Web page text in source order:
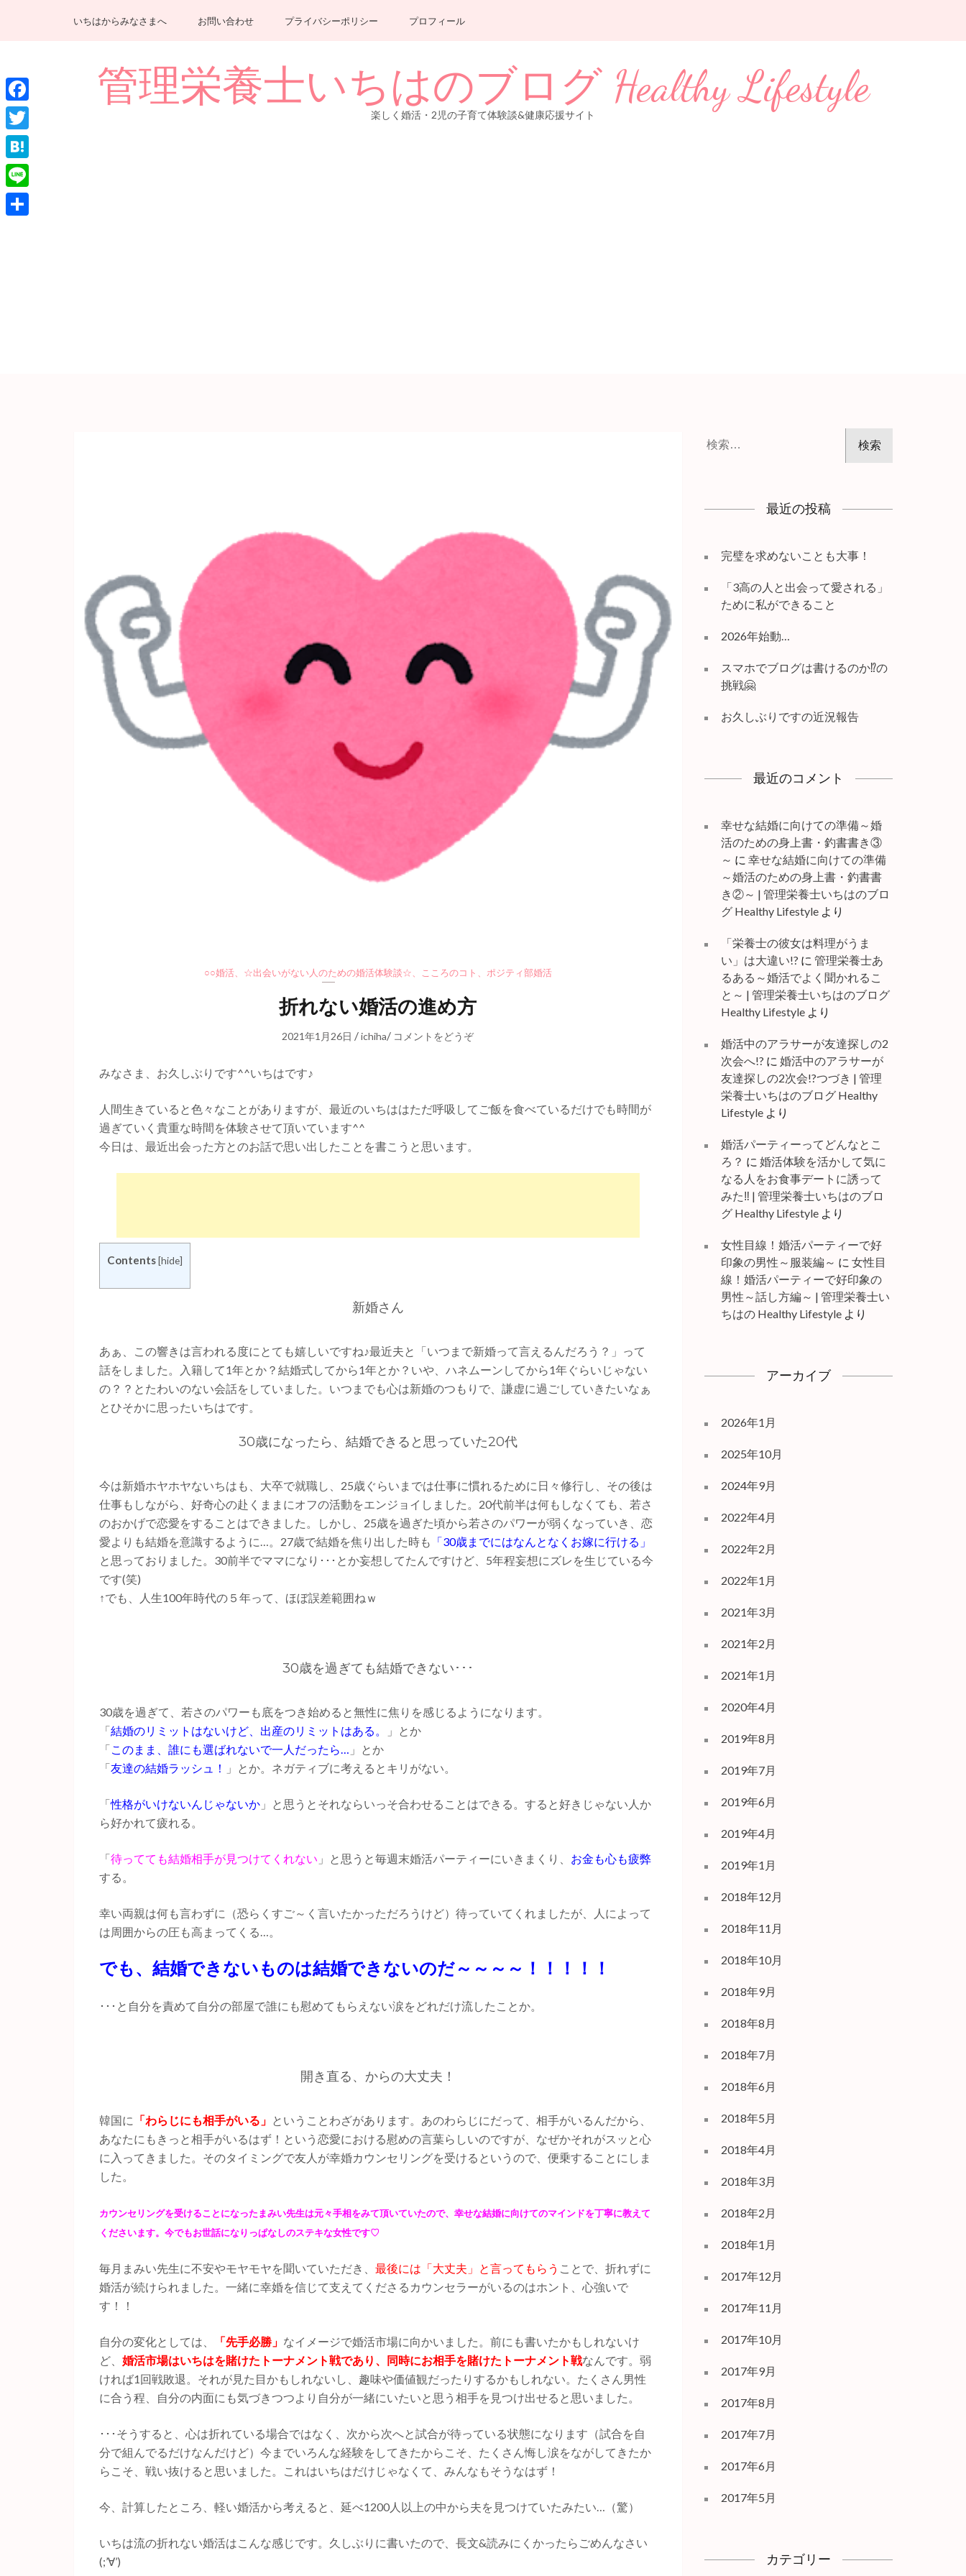
ツ
へ
ス
キ
ッ
プ
(Enter
を
いちはからみなさまへ お問い合わせ プライバシーポリシー プロフィール
管理栄養士いちはのブログ Healthy Lifestyle
楽しく婚活・2児の子育て体験談&健康応援サイト
○○婚活、 ☆出会いがない人のための婚活体験談☆ こころのコト ポジティ部婚活
折れない婚活の進め方
2021年1月26日 /ichiha/ コメントをどうぞ
みなさま、お久しぶりです^^いちはです♪
人間生きていると色々なことがありますが、最近のいちははただ呼吸してご飯を食べているだけでも時間が
過ぎていく貴重な時間を体験させて頂いています^^
今日は、最近出会った方とのお話で思い出したことを書こうと思います。
Contents[hide]
新婚さん
あぁ、この響きは言われる度にとても嬉しいですね♪最近夫と「いつまで新婚って言えるんだろう？」って
話をしました。入籍して1年とか？結婚式してから1年とか？いや、ハネムーンしてから1年ぐらいじゃない
の？？とたわいのない会話をしていました。いつまでも心は新婚のつもりで、謙虚に過ごしていきたいなぁ
とひそかに思ったいちはです。
30歳になったら、結婚できると思っていた20代
今は新婚ホヤホヤないちはも、大卒で就職し、25歳ぐらいまでは仕事に慣れるために日々修行し、その後は
仕事もしながら、好奇心の赴くままにオフの活動をエンジョイしました。20代前半は何もしなくても、若さ
のおかげで恋愛をすることはできました。しかし、25歳を過ぎた頃から若さのパワーが弱くなっていき、恋
愛よりも結婚を意識するように…。27歳で結婚を焦り出した時も 「30歳までにはなんとなくお嫁に行ける」
と思っておりました。30前半でママになり･･･とか妄想してたんですけど、5年程妄想にズレを生じている今
です(笑)
↑でも、人生100年時代の５年って、ほぼ誤差範囲ねｗ
30歳を過ぎても結婚できない･･･
30歳を過ぎて、若さのパワーも底をつき始めると無性に焦りを感じるようになります。
「結婚のリミットはないけど、出産のリミットはある。
」とか
「 このまま、誰にも選ばれないで一人だったら…
」とか
「友達の結婚ラッシュ！ 」とか。ネガティブに考えるとキリがない。
「性格がいけないんじゃないか 」と思うとそれならいっそ合わせることはできる。すると好きじゃない人か
ら好かれて疲れる。
「待ってても結婚相手が見つけてくれない 」と思うと毎週末婚活パーティーにいきまくり、
お金も心も疲弊
する。
幸い両親は何も言わずに（恐らくすご～く言いたかっただろうけど）待っていてくれましたが、人によって
は周囲からの圧も高まってくる…。
でも、結婚できないものは結婚できないのだ～～～～！！！！！
･･･と自分を責めて自分の部屋で誰にも慰めてもらえない涙をどれだけ流したことか。
開き直る、からの大丈夫！
韓国に 「わらじにも相手がいる」 ということわざがあります。あのわらじにだって、相手がいるんだから、
あなたにもきっと相手がいるはず！という恋愛における慰めの言葉らしいのですが、なぜかそれがスッと心
に入ってきました。そのタイミングで友人が幸婚カウンセリングを受けるというので、便乗することにしま
した。
カウンセリングを受けることになったまみい先生は元々手相をみて頂いていたので、幸せな結婚に向けてのマインドを丁寧に教えて
くださいます。今でもお世話になりっぱなしのステキな女性です♡
毎月まみい先生に不安やモヤモヤを聞いていただき、 最後には「大丈夫」と言ってもらう ことで、折れずに
婚活が続けられました。一緒に幸婚を信じて支えてくださるカウンセラーがいるのはホント、心強いで
す！！
自分の変化としては、 「先手必勝」 なイメージで婚活市場に向かいました。前にも書いたかもしれないけ
ど、 婚活市場はいちはを賭けたトーナメント戦であり、同時にお相手を賭けたトーナメント戦なんです。弱
ければ1回戦敗退。それが見た目かもしれないし、趣味や価値観だったりするかもしれない。たくさん男性
に合う程、自分の内面にも気づきつつより自分が一緒にいたいと思う相手を見つけ出せると思いました。
･･･そうすると、心は折れている場合ではなく、次から次へと試合が待っている状態になります（試合を自
分で組んでるだけなんだけど）今までいろんな経験をしてきたからこそ、たくさん悔し涙をながしてきたか
らこそ、戦い抜けると思いました。これはいちはだけじゃなくて、みんなもそうなはず！
今、計算したところ、軽い婚活から考えると、延べ1200人以上の中から夫を見つけていたみたい…（驚）
いちは流の折れない婚活はこんな感じです。久しぶりに書いたので、長文&読みにくかったらごめんなさい
(;’∀’)
最近の投稿
完璧を求めないことも大事！
「3高の人と出会って愛される」
ために私ができること
2026年始動…
スマホでブログは書けるのか⁉️の
挑戦🤗
お久しぶりですの近況報告
最近のコメント
幸せな結婚に向けての準備～婚
活のための身上書・釣書書き③
～ に 幸せな結婚に向けての準備
～婚活のための身上書・釣書書
き②～ | 管理栄養士いちはのブロ
グ Healthy Lifestyleより
「栄養士の彼女は料理がうま
い」は大違い!? に 管理栄養士あ
るある～婚活でよく聞かれるこ
と～ | 管理栄養士いちはのブログ
Healthy Lifestyleより
婚活中のアラサーが友達探しの2
次会へ!? に 婚活中のアラサーが
友達探しの2次会!?つづき | 管理
栄養士いちはのブログ Healthy
Lifestyleより
婚活パーティーってどんなとこ
ろ？ に 婚活体験を活かして気に
なる人をお食事デートに誘って
みた‼ | 管理栄養士いちはのブロ
グ Healthy Lifestyleより
女性目線！婚活パーティーで好
印象の男性～服装編～ に 女性目
線！婚活パーティーで好印象の
男性～話し方編～ | 管理栄養士い
ちはの Healthy Lifestyleより
アーカイブ
2026年1月
2025年10月
2024年9月
2022年4月
2022年2月
2022年1月
2021年3月
2021年2月
2021年1月
2020年4月
2019年8月
2019年7月
2019年6月
2019年4月
2019年1月
2018年12月
2018年11月
2018年10月
2018年9月
2018年8月
2018年7月
2018年6月
2018年5月
2018年4月
2018年3月
2018年2月
2018年1月
2017年12月
2017年11月
2017年10月
2017年9月
2017年8月
2017年7月
2017年6月
2017年5月
カテゴリー
Facebook
Twitter
Hatena
Line